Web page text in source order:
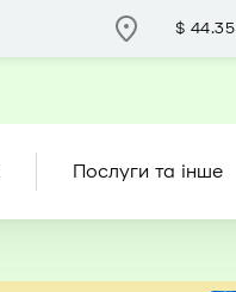
$ 44.35
Послуги та інше